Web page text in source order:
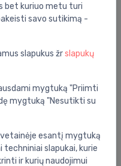
vandens tiekimas
220
6941467348059
Haier
bet kuriuo metu turi
savo sutikimą -
slapukus žrslapukų
mygtuką "Priimti
mygtuką "Nesutikti su
esantį mygtuką
techniniai slapukai, kurie
ir kurių naudojimui